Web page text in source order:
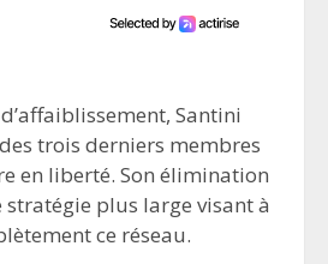
Santini
trois derniers membres
en liberté. Son élimination
stratégie plus large visant à
ce réseau.